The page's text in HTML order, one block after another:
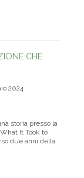
CHE
2024
storia presso la
It Took to
due anni della